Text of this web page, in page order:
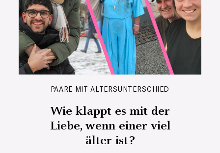
PAARE MIT ALTERSUNTERSCHIED
Wie klappt es mit der
Liebe, wenn einer viel
älter ist?